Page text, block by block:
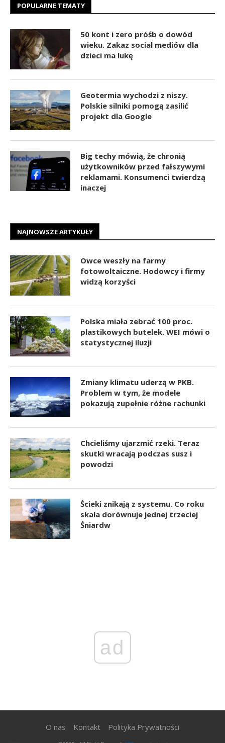
POPULARNE TEMATY
50 kont i zero próśb o dowód
wieku. Zakaz social mediów dla
dzieci ma lukę
Geotermia wychodzi z niszy.
Polskie silniki pomogą zasilić
projekt dla Google
Big techy mówią, że chronią
użytkowników przed fałszywymi
reklamami. Konsumenci twierdzą
inaczej
NAJNOWSZE ARTYKUŁY
Owce weszły na farmy
fotowoltaiczne. Hodowcy i firmy
widzą korzyści
Polska miała zebrać 100 proc.
plastikowych butelek. WEI mówi o
statystycznej iluzji
Zmiany klimatu uderzą w PKB.
Problem w tym, że modele
pokazują zupełnie różne rachunki
Chcieliśmy ujarzmić rzeki. Teraz
skutki wracają podczas susz i
powodzi
Ścieki znikają z systemu. Co roku
skala dorównuje jednej trzeciej
Śniardw
ad
O nas Kontakt Polityka Prywatności